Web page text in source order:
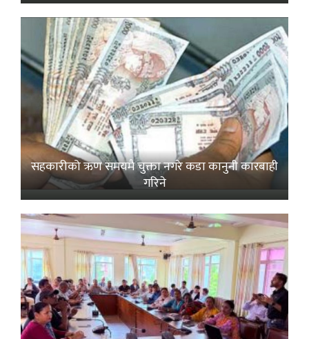
सहकारीको ऋण समयमै चुक्ता नगरे कडा कानुनी कारबाही
गरिने